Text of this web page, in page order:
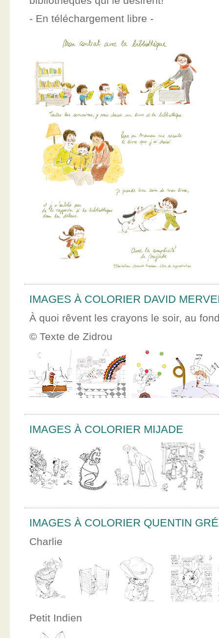
- En téléchargement libre -
IMAGES À COLORIER DAVID
À quoi rêvent les crayons le soir, au
© Texte de Zidrou
IMAGES À COLORIER MIJADE
IMAGES À COLORIER QUENTIN
Charlie
Petit Indien